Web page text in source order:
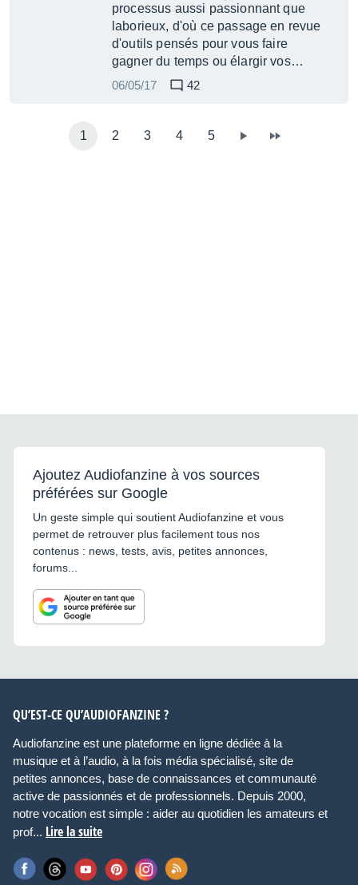
processus aussi passionnant que
laborieux, d'où ce passage en revue
d'outils pensés pour vous faire
gagner du temps ou élargir vos…
06/05/17
42
1 2 3 4 5
Ajoutez Audiofanzine à vos sources
préférées sur Google
Un geste simple qui soutient Audiofanzine et vous
permet de retrouver plus facilement tous nos
contenus : news, tests, avis, petites annonces,
forums...
QU’EST-CE QU’AUDIOFANZINE ?
Audiofanzine est une plateforme en ligne dédiée à la
musique et à l’audio, à la fois média spécialisé, site de
petites annonces, base de connaissances et communauté
active de passionnés et de professionnels. Depuis 2000,
notre vocation est simple : aider au quotidien les amateurs et
prof... Lire la suite